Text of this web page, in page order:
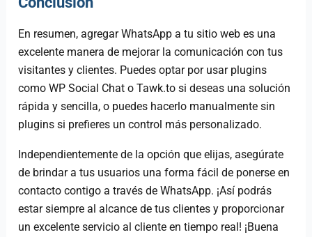
En resumen, agregar WhatsApp a tu sitio web es una
excelente manera de mejorar la comunicación con tus
visitantes y clientes. Puedes optar por usar plugins
como WP Social Chat o Tawk.to si deseas una solución
rápida y sencilla, o puedes hacerlo manualmente sin
plugins si prefieres un control más personalizado.
Independientemente de la opción que elijas, asegúrate
de brindar a tus usuarios una forma fácil de ponerse en
contacto contigo a través de WhatsApp. ¡Así podrás
estar siempre al alcance de tus clientes y proporcionar
un excelente servicio al cliente en tiempo real! ¡Buena